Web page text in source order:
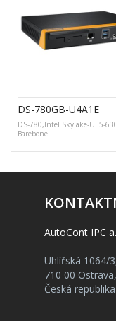
DS-780GB-U4A1E
DS-780,Intel Skylake-U i5-
Barebone
AutoCont IPC
Uhlířská 1064/
710 00 Ostrava,
Česká republika